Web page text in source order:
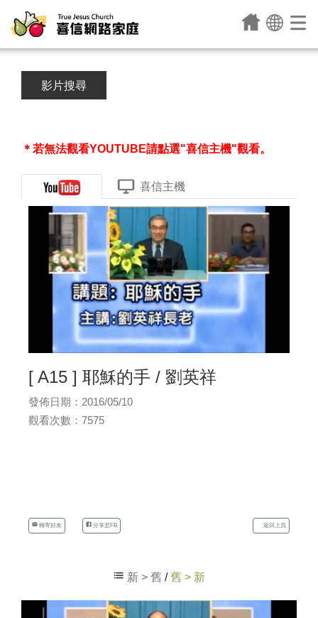
影片搜尋
＊若無法觀看YOUTUBE請點選"喜信主機"觀看。
喜信主機
[ A15 ] 耶穌的手 / 劉英祥
發佈日期：2016/05/10
觀看次數：7575
轉寄好友 分享至FB 返回上頁
新 > 舊 /舊 > 新